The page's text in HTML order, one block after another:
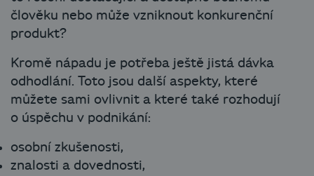
člověku nebo může vzniknout konkurenční
produkt?
Kromě nápadu je potřeba ještě jistá dávka
odhodlání. Toto jsou další aspekty, které
můžete sami ovlivnit a které také rozhodují
o úspěchu v podnikání:
osobní zkušenosti,
znalosti a dovednosti,